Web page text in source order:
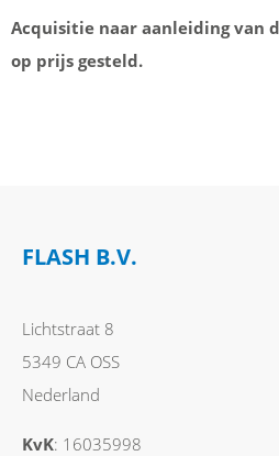
Acquisitie naar aanleiding van
op prijs gesteld.
FLASH B.V.
Lichtstraat 8
5349 CA OSS
Nederland
KvK: 16035998